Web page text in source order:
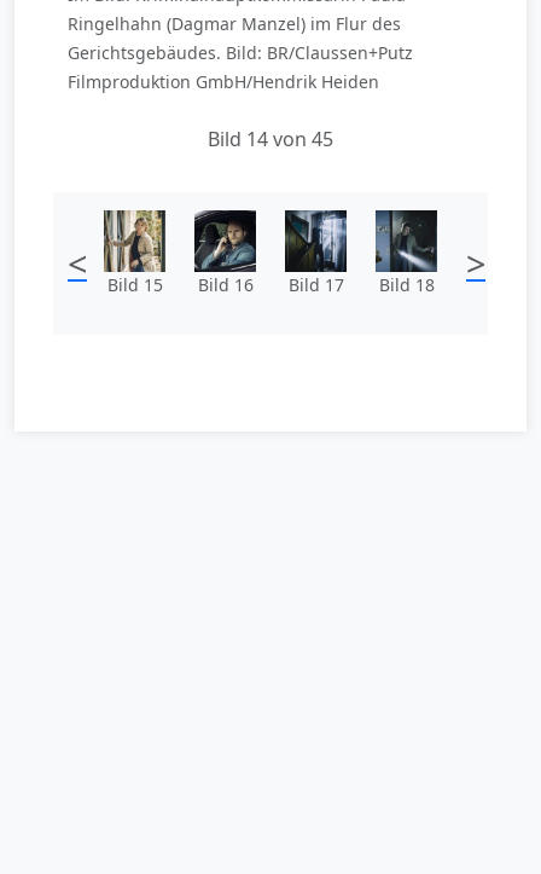
Ringelhahn (Dagmar Manzel) im Flur des
Gerichtsgebäudes. Bild: BR/Claussen+Putz
Filmproduktion GmbH/Hendrik Heiden
Bild 14 von 45
< Bild 15 Bild 16 Bild 17 Bild 18 >